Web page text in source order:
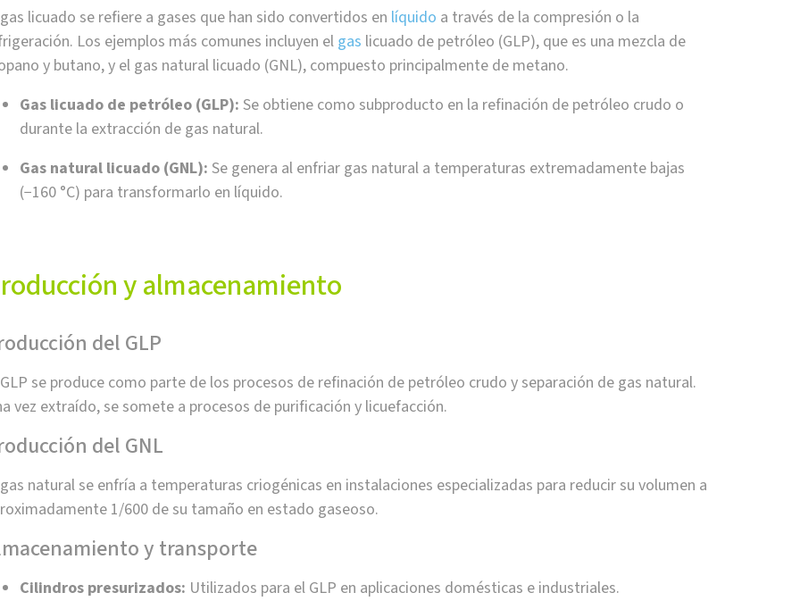
licuado se refiere a gases que han sido convertidos en líquido a través de la compresión o la
Los ejemplos más comunes incluyen el gas licuado de petróleo (GLP), que es una mezcla de
y butano, y el gas natural licuado (GNL), compuesto principalmente de metano.
Gas licuado de petróleo (GLP): Se obtiene como subproducto en la refinación de petróleo crudo o
durante la extracción de gas natural.
Gas natural licuado (GNL): Se genera al enfriar gas natural a temperaturas extremadamente bajas
(−160 °C) para transformarlo en líquido.
y almacenamiento
del GLP
se produce como parte de los procesos de refinación de petróleo crudo y separación de gas natural.
vez extraído, se somete a procesos de purificación y licuefacción.
del GNL
natural se enfría a temperaturas criogénicas en instalaciones especializadas para reducir su volumen a
1/600 de su tamaño en estado gaseoso.
y transporte
Cilindros presurizados: Utilizados para el GLP en aplicaciones domésticas e industriales.